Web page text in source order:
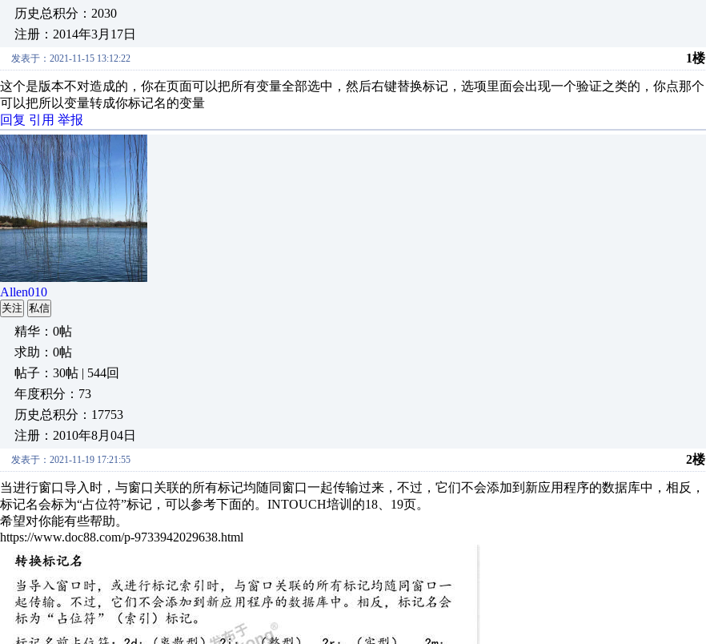
历史总积分：2030
注册：2014年3月17日
发表于：2021-11-15 13:12:22 1楼
这个是版本不对造成的，你在页面可以把所有变量全部选中，然后右键替换标记，选项里面会出现一个验证之类的，你点那个
可以把所以变量转成你标记名的变量
回复 引用 举报
Allen010
关注 私信
精华：0帖
求助：0帖
帖子：30帖 | 544回
年度积分：73
历史总积分：17753
注册：2010年8月04日
发表于：2021-11-19 17:21:55 2楼
当进行窗口导入时，与窗口关联的所有标记均随同窗口一起传输过来，不过，它们不会添加到新应用程序的数据库中，相反，
标记名会标为“占位符”标记，可以参考下面的。INTOUCH培训的18、19页。
希望对你能有些帮助。
https://www.doc88.com/p-9733942029638.html